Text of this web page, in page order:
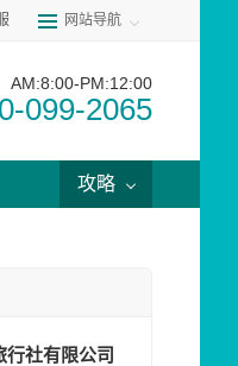
网站导航
AM:8:00-PM:12:00
099-2065
攻略
行社有限公司